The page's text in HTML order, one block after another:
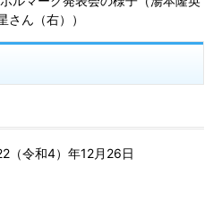
ん（右））
（令和4）年12月26日